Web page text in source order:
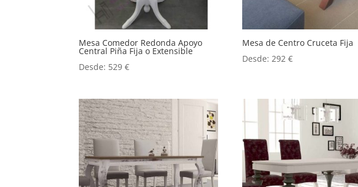
Mesa Comedor Redonda Apoyo
Central Piña Fija o Extensible
Desde: 529€
Mesa de Centro Cruceta Fija
Desde: 292€